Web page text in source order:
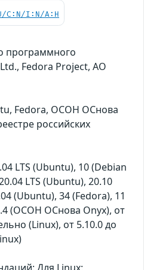
C:N/I:N/A:H
программного
Fedora Project, АО
Fedora, ОСОН ОСнова
российских
LTS (Ubuntu), 10 (Debian
LTS (Ubuntu), 20.10
(Ubuntu), 34 (Fedora), 11
(ОСОН ОСнова Оnyx), от
(Linux), от 5.10.0 до